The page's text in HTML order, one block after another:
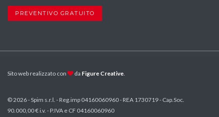
PREVENTIVO GRATUITO
Sito web realizzato con da Figure Creative.
© 2026 - Spim s.r.l. - Reg.imp 04160060960 - REA 1730719 - Cap.Soc.
90.000,00 € i.v. - P.IVA e CF 04160060960